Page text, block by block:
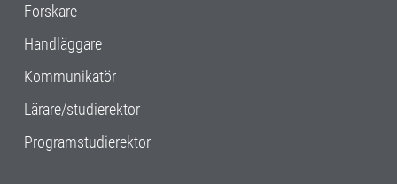
Forskare
Handläggare
Kommunikatör
Lärare/studierektor
Programstudierektor